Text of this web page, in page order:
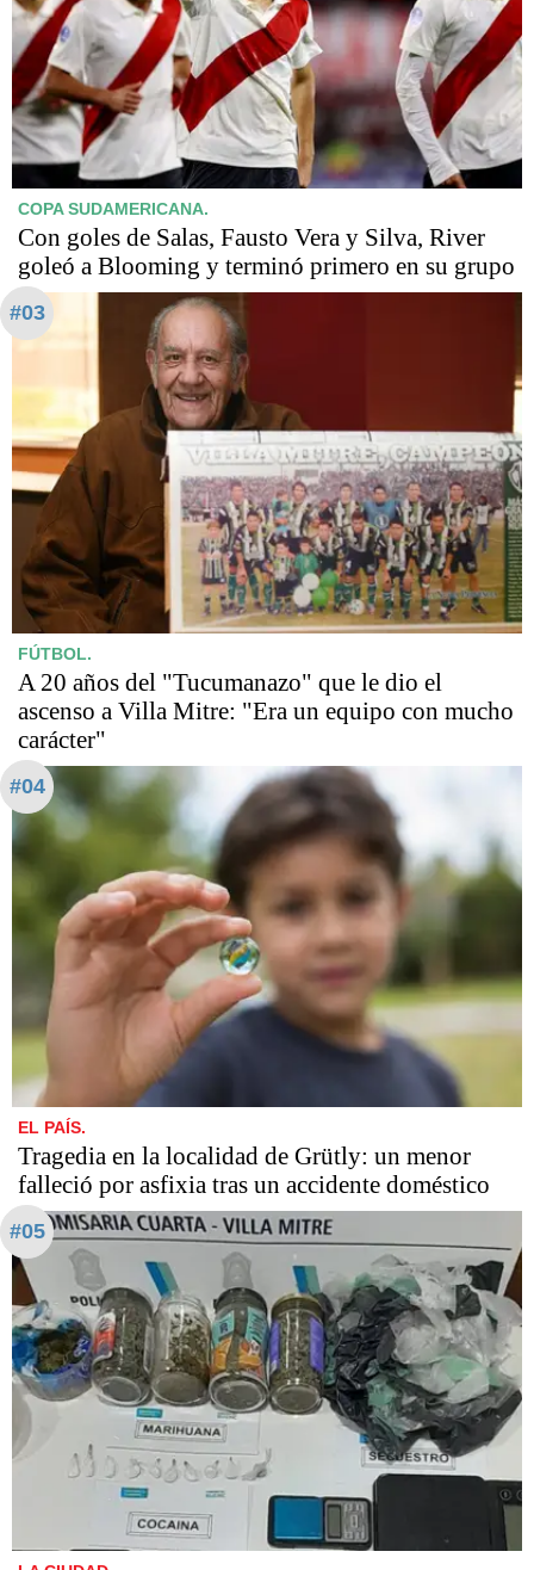
COPA SUDAMERICANA.
Con goles de Salas, Fausto Vera y Silva, River
goleó a Blooming y terminó primero en su grupo
#03
FÚTBOL.
A 20 años del "Tucumanazo" que le dio el
ascenso a Villa Mitre: "Era un equipo con mucho
carácter"
#04
EL PAÍS.
Tragedia en la localidad de Grütly: un menor
falleció por asfixia tras un accidente doméstico
#05